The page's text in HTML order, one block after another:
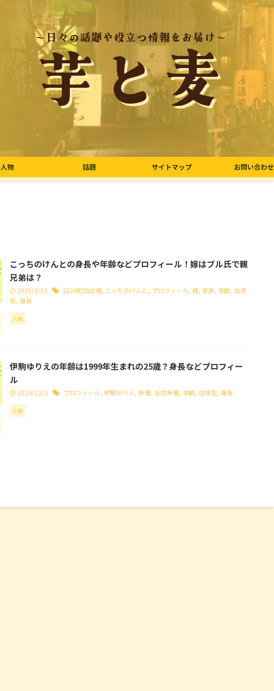
人物 話題 サイトマップ お問い合わせ
こっちのけんとの身長や年齢などプロフィール！嫁はブル氏で親
兄弟は？
2025/3/13 2024紅白出場, こっちのけんと, プロフィール, 嫁, 家族, 年齢, 血液
型, 身長
人物
伊駒ゆりえの年齢は1999年生まれの25歳？身長などプロフィー
ル
2024/12/3 プロフィール, 伊駒ゆりえ , 声優, 女性声優, 年齢, 血液型, 身長
人物